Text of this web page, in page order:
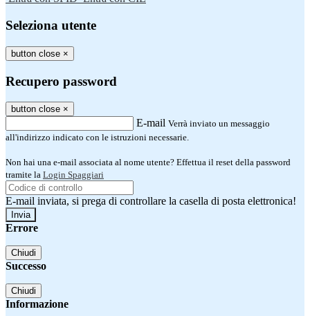
Seleziona utente
button close ×
Recupero password
button close ×
E-mail Verrà inviato un messaggio
all'indirizzo indicato con le istruzioni necessarie.
Non hai una e-mail associata al nome utente? Effettua il reset della password
tramite la Login Spaggiari
E-mail inviata, si prega di controllare la casella di posta elettronica!
Errore
Chiudi
Successo
Chiudi
Informazione